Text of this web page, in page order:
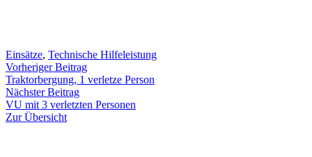
Einsätze, Technische Hilfeleistung
Beitragsnavigation
Vorheriger BeitragVorheriger
Beitrag:
Traktorbergung, 1 verletze Person
Nächster BeitragNächster
Beitrag:
VU mit 3 verletzten Personen
Zur Übersicht